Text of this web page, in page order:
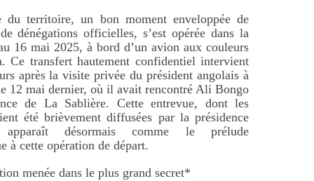
du territoire, un bon moment enveloppée de
dénégations officielles, s’est opérée dans la
16 mai 2025, à bord d’un avion aux couleurs
Ce transfert hautement confidentiel intervient
après la visite privée du président angolais à
12 mai dernier, où il avait rencontré Ali Bongo
de La Sablière. Cette entrevue, dont les
été brièvement diffusées par la présidence
apparaît désormais comme le prélude
à cette opération de départ.
menée dans le plus grand secret*